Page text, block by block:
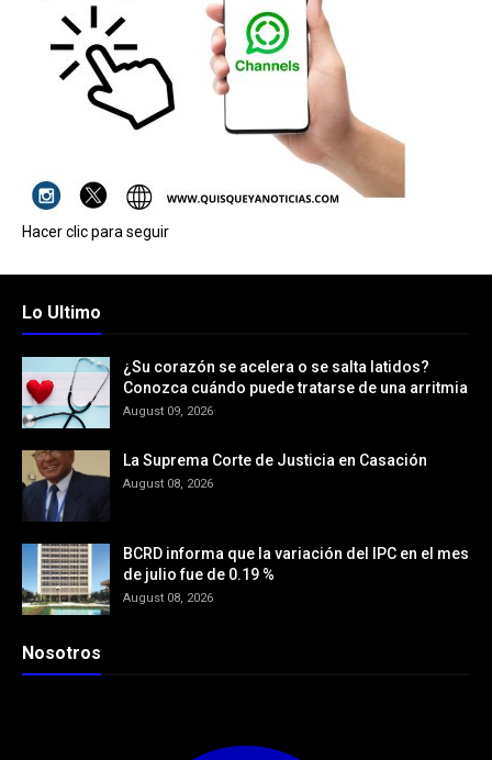
Hacer clic para seguir
Lo Ultimo
¿Su corazón se acelera o se salta latidos?
Conozca cuándo puede tratarse de una arritmia
August 09, 2026
La Suprema Corte de Justicia en Casación
August 08, 2026
BCRD informa que la variación del IPC en el mes
de julio fue de 0.19 %
August 08, 2026
Nosotros